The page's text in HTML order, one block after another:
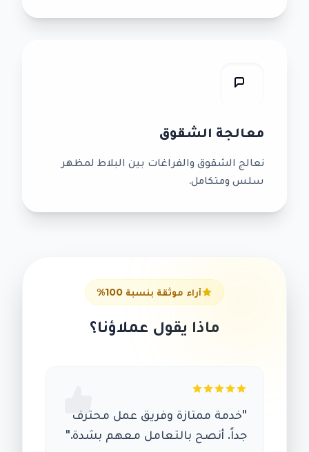
معالجة الشقوق
نعالج الشقوق والفراغات بين البلاط لمظهر
سلس ومتكامل.
آراء موثقة بنسبة 100%
ماذا يقول عملاؤنا؟
"خدمة ممتازة وفريق عمل محترف
جداً. أنصح بالتعامل معهم بشدة."